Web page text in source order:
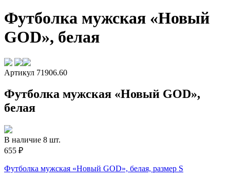
Футболка мужская «Новый
GOD», белая
Артикул 71906.60
Футболка мужская «Новый GOD»,
белая
В наличие 8 шт.
655 ₽
Футболка мужская «Новый GOD», белая, размер S